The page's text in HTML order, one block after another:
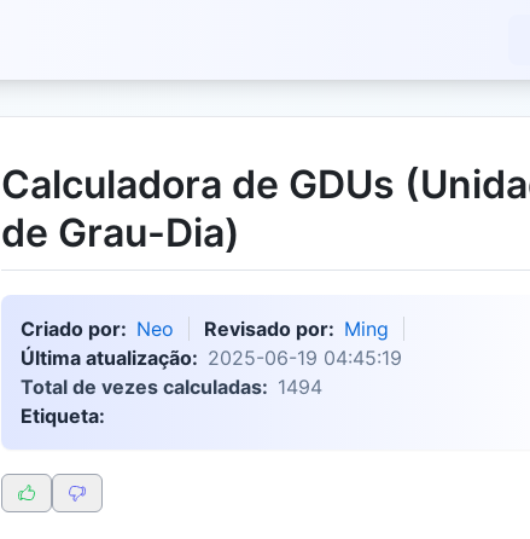
Calculadora de GDUs
de Grau-Dia)
Criado por: Neo Revisado por: Ming
Última atualização: 2025-06-19 04:45:19
Total de vezes calculadas: 1494
Etiqueta: